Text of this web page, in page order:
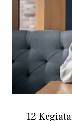
12